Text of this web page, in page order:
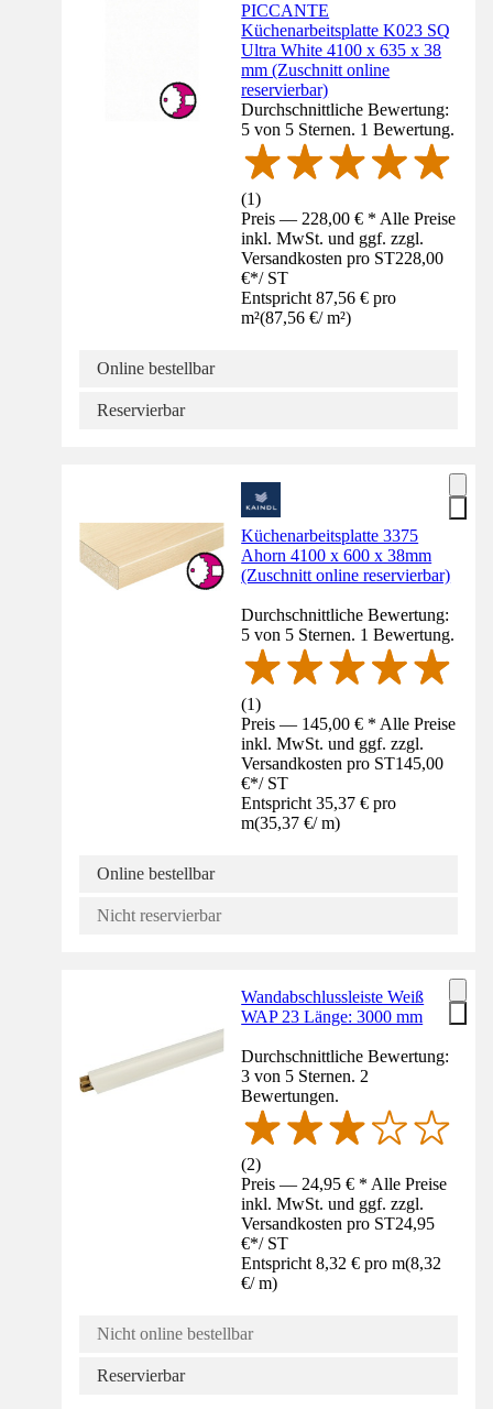
PICCANTE
Küchenarbeitsplatte K023 SQ
Ultra White 4100 x 635 x 38
mm (Zuschnitt online
reservierbar)
Durchschnittliche Bewertung:
5 von 5 Sternen. 1 Bewertung.
(1)
Preis — 228,00 € * Alle Preise
inkl. MwSt. und ggf. zzgl.
Versandkosten pro ST228,00
€*/ ST
Entspricht 87,56 € pro
m²(87,56 €/ m²)
Online bestellbar
Reservierbar
Küchenarbeitsplatte 3375
Ahorn 4100 x 600 x 38mm
(Zuschnitt online reservierbar)
Durchschnittliche Bewertung:
5 von 5 Sternen. 1 Bewertung.
(1)
Preis — 145,00 € * Alle Preise
inkl. MwSt. und ggf. zzgl.
Versandkosten pro ST145,00
€*/ ST
Entspricht 35,37 € pro
m(35,37 €/ m)
Online bestellbar
Nicht reservierbar
Wandabschlussleiste Weiß
WAP 23 Länge: 3000 mm
Durchschnittliche Bewertung:
3 von 5 Sternen. 2
Bewertungen.
(2)
Preis — 24,95 € * Alle Preise
inkl. MwSt. und ggf. zzgl.
Versandkosten pro ST24,95
€*/ ST
Entspricht 8,32 € pro m(8,32
€/ m)
Nicht online bestellbar
Reservierbar